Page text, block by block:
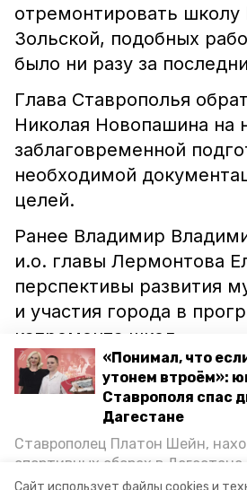
Сайт использует файлы cookies и
«Понимал, что
утонем втроём»:
Ставрополя спас
Дагестане
Ставрополец Платон Шейн,
спортивных сборах в
Каспийском море детей и
отремонтировать
Зольской, подобных
было ни разу за
Глава Ставрополья
Николая Новопашина на
заблаговременной
необходимой
целей.
Ранее Владимир
и.о. главы Лермонтова
перспективы развития
и участия города в
капремонта школ.
ставропольский край
губернатор владимир владимиров
кировский округ николай